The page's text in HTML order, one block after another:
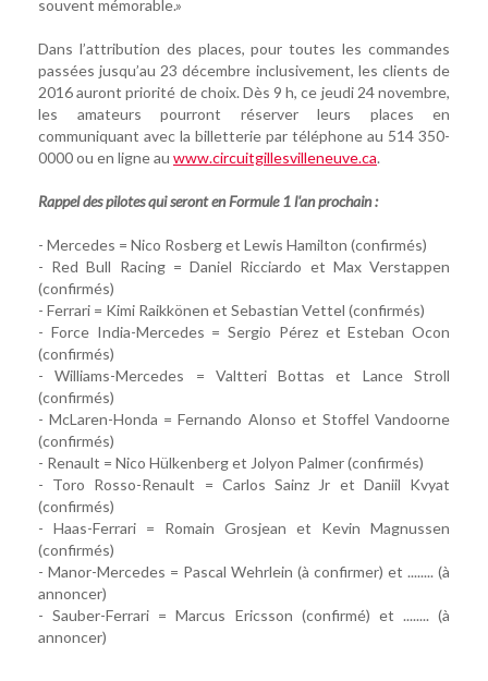
souvent mémorable.»
Dans l’attribution des places, pour toutes les commandes
passées jusqu’au 23 décembre inclusivement, les clients de
2016 auront priorité de choix. Dès 9 h, ce jeudi 24 novembre,
les amateurs pourront réserver leurs places en
communiquant avec la billetterie par téléphone au 514 350-
0000 ou en ligne au www.circuitgillesvilleneuve.ca.
Rappel des pilotes qui seront en Formule 1 l'an prochain :
- Mercedes = Nico Rosberg et Lewis Hamilton (confirmés)
- Red Bull Racing = Daniel Ricciardo et Max Verstappen
(confirmés)
- Ferrari = Kimi Raikkönen et Sebastian Vettel (confirmés)
- Force India-Mercedes = Sergio Pérez et Esteban Ocon
(confirmés)
- Williams-Mercedes = Valtteri Bottas et Lance Stroll
(confirmés)
- McLaren-Honda = Fernando Alonso et Stoffel Vandoorne
(confirmés)
- Renault = Nico Hülkenberg et Jolyon Palmer (confirmés)
- Toro Rosso-Renault = Carlos Sainz Jr et Daniil Kvyat
(confirmés)
- Haas-Ferrari = Romain Grosjean et Kevin Magnussen
(confirmés)
- Manor-Mercedes = Pascal Wehrlein (à confirmer) et ........ (à
annoncer)
- Sauber-Ferrari = Marcus Ericsson (confirmé) et ........ (à
annoncer)